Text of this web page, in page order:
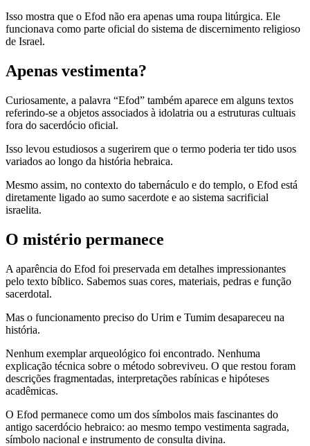
Isso mostra que o Efod não era apenas uma roupa litúrgica. Ele
funcionava como parte oficial do sistema de discernimento religioso
de Israel.
Apenas vestimenta?
Curiosamente, a palavra “Efod” também aparece em alguns textos
referindo-se a objetos associados à idolatria ou a estruturas cultuais
fora do sacerdócio oficial.
Isso levou estudiosos a sugerirem que o termo poderia ter tido usos
variados ao longo da história hebraica.
Mesmo assim, no contexto do tabernáculo e do templo, o Efod está
diretamente ligado ao sumo sacerdote e ao sistema sacrificial
israelita.
O mistério permanece
A aparência do Efod foi preservada em detalhes impressionantes
pelo texto bíblico. Sabemos suas cores, materiais, pedras e função
sacerdotal.
Mas o funcionamento preciso do Urim e Tumim desapareceu na
história.
Nenhum exemplar arqueológico foi encontrado. Nenhuma
explicação técnica sobre o método sobreviveu. O que restou foram
descrições fragmentadas, interpretações rabínicas e hipóteses
acadêmicas.
O Efod permanece como um dos símbolos mais fascinantes do
antigo sacerdócio hebraico: ao mesmo tempo vestimenta sagrada,
símbolo nacional e instrumento de consulta divina.